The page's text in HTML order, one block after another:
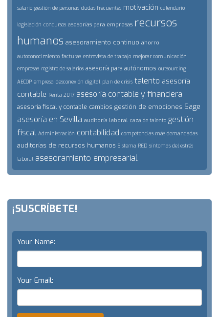
salario gestión de personas dudas frecuentes motivación calendario
legislación concursos asesorías para empresas recursos
humanos asesoramiento continuo ahorro
autoconocimiento facturas entrevista de trabajo mejorar comunicación
empresas registro de salarios asesoría para autónomos outsourcing
AECOP empresa desconexión digital plan de crisis talento asesoría
contable Renta 2017 asesoría contable y financiera
asesoría fiscal y contable cambios gestión de emociones Sage
asesoría en Sevilla auditoría laboral caza de talento gestión
fiscal Administración contabilidad competencias más demandadas
auditorías de recursos humanos Sistema RED síntomas del estrés
laboral asesoramiento empresarial
¡SUSCRÍBETE!
Your Name:
Your Email: